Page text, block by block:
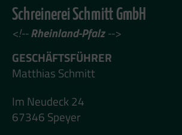
Schreinerei Schmitt GmbH
<!--Rheinland-Pfalz-->
GESCHÄFTSFÜHRER
Matthias Schmitt
Im Neudeck 24
67346 Speyer